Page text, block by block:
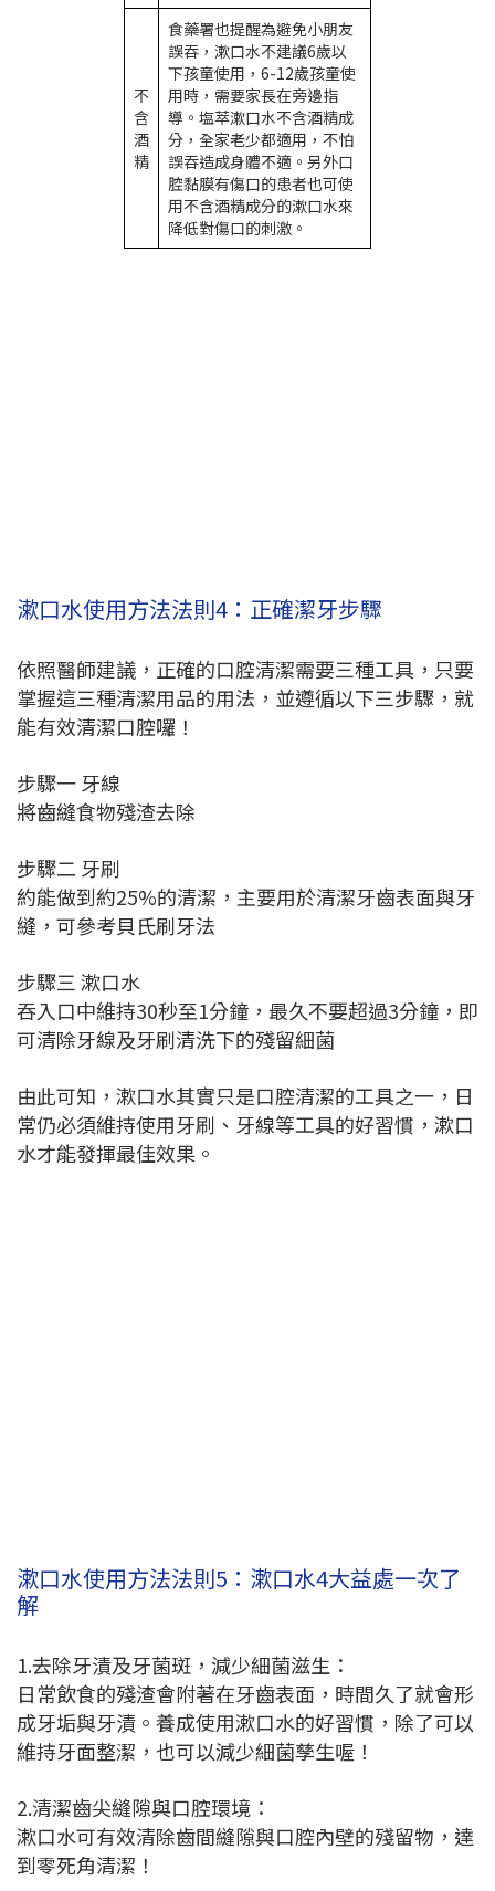
不
含
酒
精
食藥署也提醒為避免小朋友
誤吞，漱口水不建議6歲以
下孩童使用，6-12歲孩童使
用時，需要家長在旁邊指
導。塩萃漱口水不含酒精成
分，全家老少都適用，不怕
誤吞造成身體不適。另外口
腔黏膜有傷口的患者也可使
用不含酒精成分的漱口水來
降低對傷口的刺激。
漱口水使用方法法則4：正確潔牙步驟
依照醫師建議，正確的口腔清潔需要三種工具，只要
掌握這三種清潔用品的用法，並遵循以下三步驟，就
能有效清潔口腔囉！
步驟一 牙線
將齒縫食物殘渣去除
步驟二 牙刷
約能做到約25%的清潔，主要用於清潔牙齒表面與牙
縫，可參考貝氏刷牙法
步驟三 漱口水
吞入口中維持30秒至1分鐘，最久不要超過3分鐘，即
可清除牙線及牙刷清洗下的殘留細菌
由此可知，漱口水其實只是口腔清潔的工具之一，日
常仍必須維持使用牙刷、牙線等工具的好習慣，漱口
水才能發揮最佳效果。
漱口水使用方法法則5：漱口水4大益處一次了
解
1.去除牙漬及牙菌斑，減少細菌滋生：
日常飲食的殘渣會附著在牙齒表面，時間久了就會形
成牙垢與牙漬。養成使用漱口水的好習慣，除了可以
維持牙面整潔，也可以減少細菌孳生喔！
2.清潔齒尖縫隙與口腔環境：
漱口水可有效清除齒間縫隙與口腔內壁的殘留物，達
到零死角清潔！